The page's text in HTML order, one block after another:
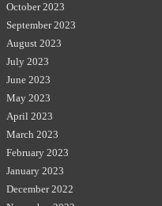
October 2023
September 2023
August 2023
July 2023
June 2023
May 2023
April 2023
March 2023
February 2023
January 2023
December 2022